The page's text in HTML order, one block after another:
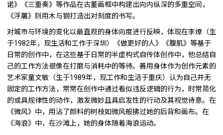
诺》《三重奏》等作品在古董画框中构建出向内纵深的多重空间，
《浮屠》则用木与钢打造出对刻度的书写。
对城市与环境的变化以最直观的身体向度进行反映，体现在李燎（生
于1982年，现生活和工作于深圳）《做更好的人》《腹肌》等基于
日常的创作中，在这些基于日常的半虚构式自传体创作中，他总结自
己的工作方法很像在打磨与消耗中的等待。善用身体作为创作元素的
艺术家童文敏（生于1989年，现工作和生活于重庆）认为自己并无
固定的工作方法，常常在创作中通过看似违反逻辑的行为，时常简化
的或具规律性的动作，激发微妙且具启发性的行动及其视觉诗意。在
《微风》中，用沾了颜料的树枝如微风般拂过她的后背和画布。在
《海浪》中，在沙滩上，她的身体随着海浪运动。